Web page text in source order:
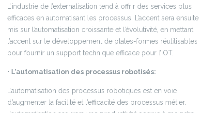
L’industrie de l’externalisation tend à offrir des services plus
efficaces en automatisant les processus. L’accent sera ensuite
mis sur l’automatisation croissante et l’évolutivité, en mettant
l’accent sur le développement de plates-formes réutilisables
pour fournir un support technique efficace pour l’IOT.
• L’automatisation des processus robotisés:
L’automatisation des processus robotiques est en voie
d’augmenter la facilité et l’efficacité des processus métier.